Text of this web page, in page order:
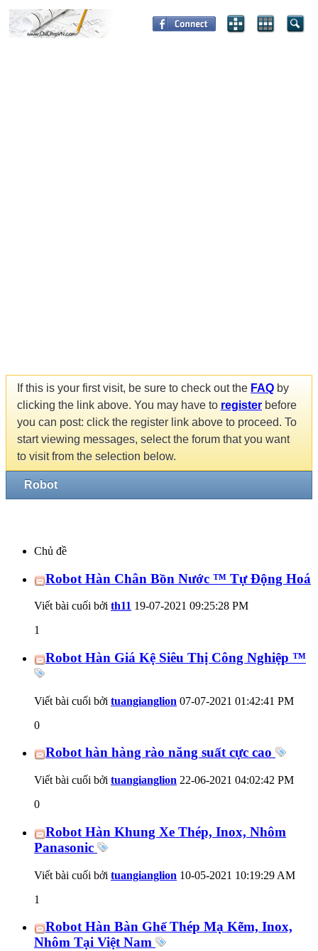
If this is your first visit, be sure to check out the FAQ by
clicking the link above. You may have to register before
you can post: click the register link above to proceed. To
start viewing messages, select the forum that you want
to visit from the selection below.
Robot
Chủ đề
Robot Hàn Chân Bồn Nước ™ Tự Động Hoá
Viết bài cuối bởi th11 19-07-2021 09:25:28 PM
1
Robot Hàn Giá Kệ Siêu Thị Công Nghiệp ™
Viết bài cuối bởi tuangianglion 07-07-2021 01:42:41 PM
0
Robot hàn hàng rào năng suất cực cao
Viết bài cuối bởi tuangianglion 22-06-2021 04:02:42 PM
0
Robot Hàn Khung Xe Thép, Inox, Nhôm
Panasonic
Viết bài cuối bởi tuangianglion 10-05-2021 10:19:29 AM
1
Robot Hàn Bàn Ghế Thép Mạ Kẽm, Inox,
Nhôm Tại Việt Nam